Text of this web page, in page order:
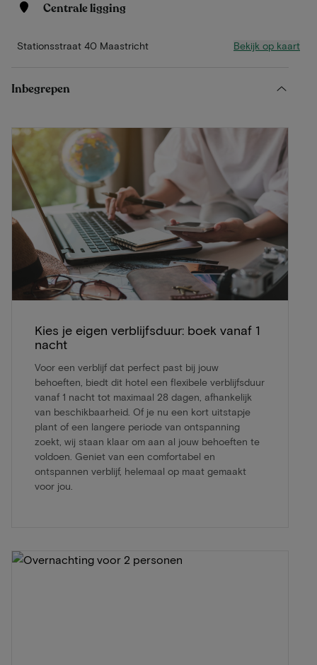
Centrale ligging
Stationsstraat 40 Maastricht Bekijk op kaart
Inbegrepen
Kies je eigen verblijfsduur: boek vanaf 1
nacht
Voor een verblijf dat perfect past bij jouw
behoeften, biedt dit hotel een flexibele verblijfsduur
vanaf 1 nacht tot maximaal 28 dagen, afhankelijk
van beschikbaarheid. Of je nu een kort uitstapje
plant of een langere periode van ontspanning
zoekt, wij staan klaar om aan al jouw behoeften te
voldoen. Geniet van een comfortabel en
ontspannen verblijf, helemaal op maat gemaakt
voor jou.